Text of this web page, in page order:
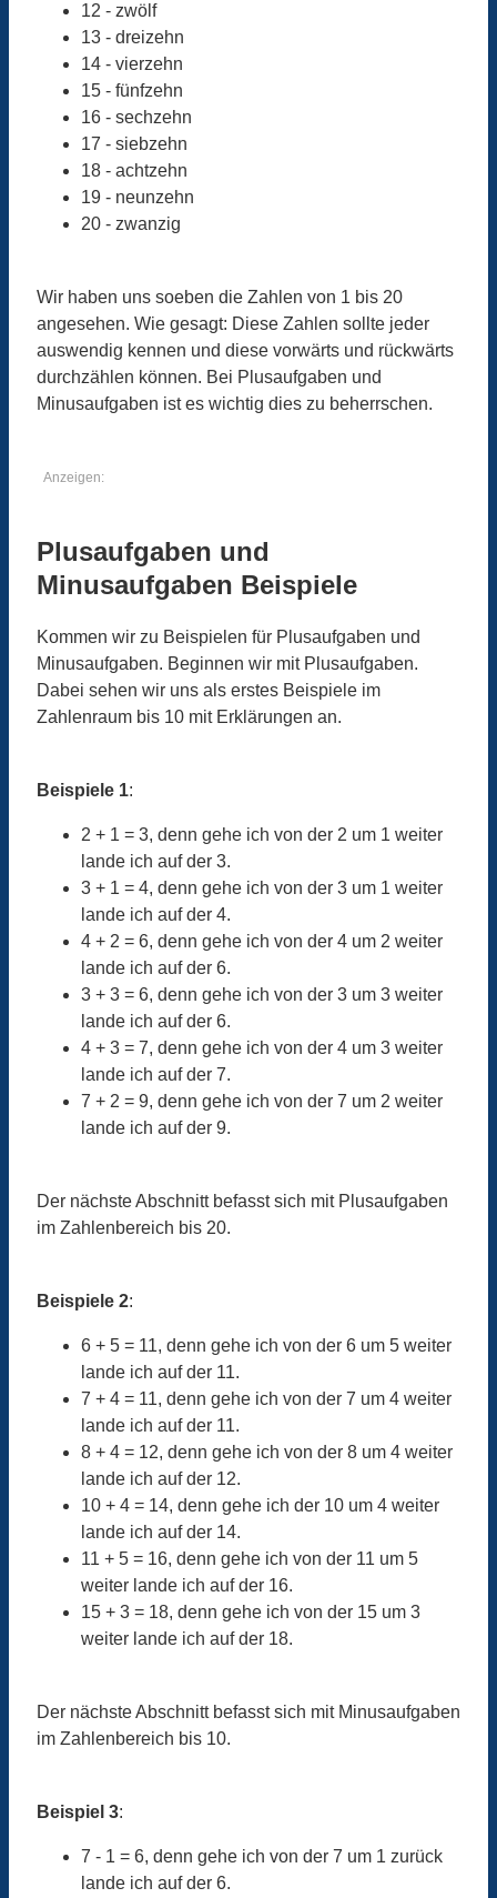
12 - zwölf
13 - dreizehn
14 - vierzehn
15 - fünfzehn
16 - sechzehn
17 - siebzehn
18 - achtzehn
19 - neunzehn
20 - zwanzig
Wir haben uns soeben die Zahlen von 1 bis 20
angesehen. Wie gesagt: Diese Zahlen sollte jeder
auswendig kennen und diese vorwärts und rückwärts
durchzählen können. Bei Plusaufgaben und
Minusaufgaben ist es wichtig dies zu beherrschen.
Anzeigen:
Plusaufgaben und
Minusaufgaben Beispiele
Kommen wir zu Beispielen für Plusaufgaben und
Minusaufgaben. Beginnen wir mit Plusaufgaben.
Dabei sehen wir uns als erstes Beispiele im
Zahlenraum bis 10 mit Erklärungen an.
Beispiele 1:
2 + 1 = 3, denn gehe ich von der 2 um 1 weiter
lande ich auf der 3.
3 + 1 = 4, denn gehe ich von der 3 um 1 weiter
lande ich auf der 4.
4 + 2 = 6, denn gehe ich von der 4 um 2 weiter
lande ich auf der 6.
3 + 3 = 6, denn gehe ich von der 3 um 3 weiter
lande ich auf der 6.
4 + 3 = 7, denn gehe ich von der 4 um 3 weiter
lande ich auf der 7.
7 + 2 = 9, denn gehe ich von der 7 um 2 weiter
lande ich auf der 9.
Der nächste Abschnitt befasst sich mit Plusaufgaben
im Zahlenbereich bis 20.
Beispiele 2:
6 + 5 = 11, denn gehe ich von der 6 um 5 weiter
lande ich auf der 11.
7 + 4 = 11, denn gehe ich von der 7 um 4 weiter
lande ich auf der 11.
8 + 4 = 12, denn gehe ich von der 8 um 4 weiter
lande ich auf der 12.
10 + 4 = 14, denn gehe ich der 10 um 4 weiter
lande ich auf der 14.
11 + 5 = 16, denn gehe ich von der 11 um 5
weiter lande ich auf der 16.
15 + 3 = 18, denn gehe ich von der 15 um 3
weiter lande ich auf der 18.
Der nächste Abschnitt befasst sich mit Minusaufgaben
im Zahlenbereich bis 10.
Beispiel 3:
7 - 1 = 6, denn gehe ich von der 7 um 1 zurück
lande ich auf der 6.